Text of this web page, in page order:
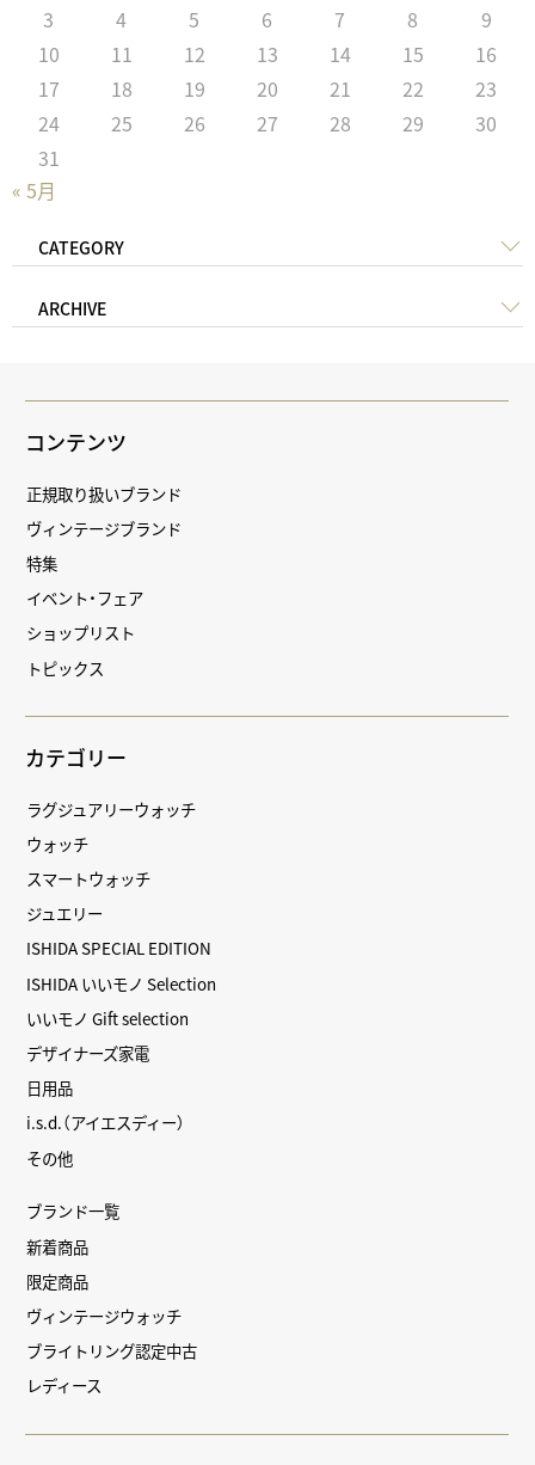
« 5月
3
4 5 6 7 8
9
10
11 12 13 14 15
16
17
18 19 20 21 22
23
24
25 26 27 28 29
30
31
CATEGORY
ARCHIVE
コンテンツ
正規取り扱いブランド
ヴィンテージブランド
特集
イベント・フェア
ショップリスト
トピックス
カテゴリー
ラグジュアリーウォッチ
ウォッチ
スマートウォッチ
ジュエリー
ISHIDA SPECIAL EDITION
ISHIDA いいモノ Selection
いいモノ Gift selection
デザイナーズ家電
日用品
i.s.d.（アイエスディー）
その他
ブランド一覧
新着商品
限定商品
ヴィンテージウォッチ
ブライトリング認定中古
レディース